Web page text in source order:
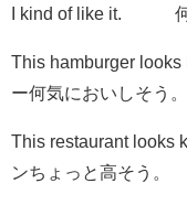
kind oflike it. 何気
This hamburger looks
ー何気においしそう。
This restaurant looks
ンちょっと高そう。